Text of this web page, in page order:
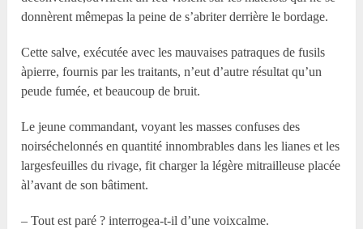
donnèrent mêmepas la peine de s’abriter derrière le bordage.
Cette salve, exécutée avec les mauvaises patraques de fusils
àpierre, fournis par les traitants, n’eut d’autre résultat qu’un
peude fumée, et beaucoup de bruit.
Le jeune commandant, voyant les masses confuses des
noirséchelonnés en quantité innombrables dans les lianes et les
largesfeuilles du rivage, fit charger la légère mitrailleuse placée
àl’avant de son bâtiment.
– Tout est paré ? interrogea-t-il d’une voixcalme.